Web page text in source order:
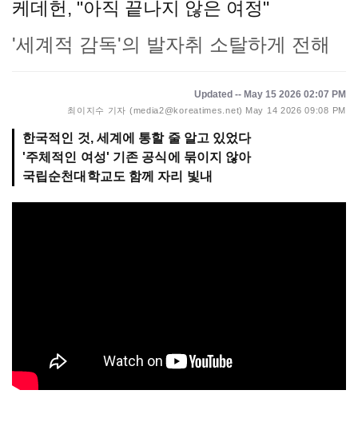
케데헌, "아직 끝나지 않은 여정"
'세계적 감독'의 발자취 소탈하게 전해
Updated -- May 15 2026 02:07 PM
최이지수 기자 (media2@koreatimes.net) May 14 2026 09:08 PM
한국적인 것, 세계에 통할 줄 알고 있었다
'주체적인 여성' 기존 공식에 묶이지 않아
국립순천대학교도 함께 자리 빛내